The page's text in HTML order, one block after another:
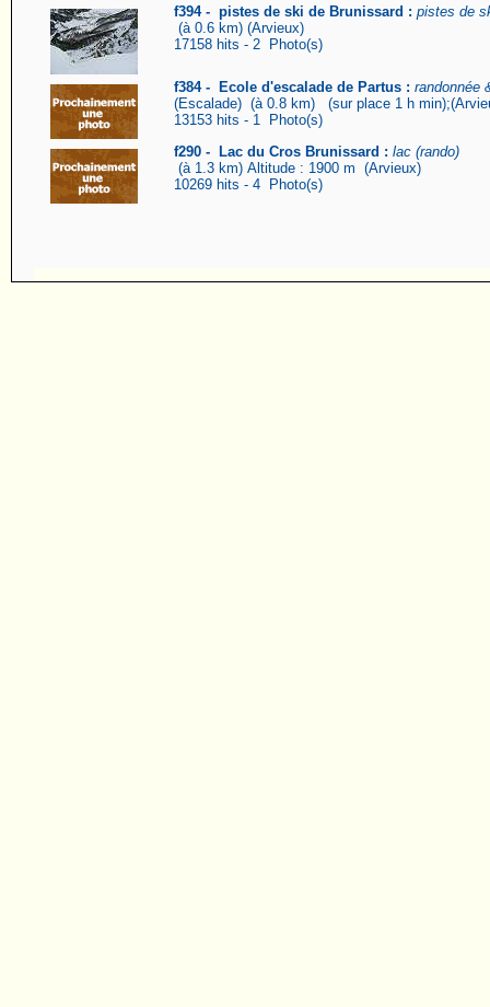
f394 - pistes de ski de Brunissard : pistes de
(à 0.6 km) (Arvieux)
17158 hits - 2 Photo(s)
f384 - Ecole d'escalade de Partus : randonnée
(Escalade) (à 0.8 km) (sur place 1 h
13153 hits - 1 Photo(s)
f290 - Lac du Cros Brunissard : lac (rando)
(à 1.3 km) Altitude : 1900 m (Arvieux)
10269 hits - 4 Photo(s)